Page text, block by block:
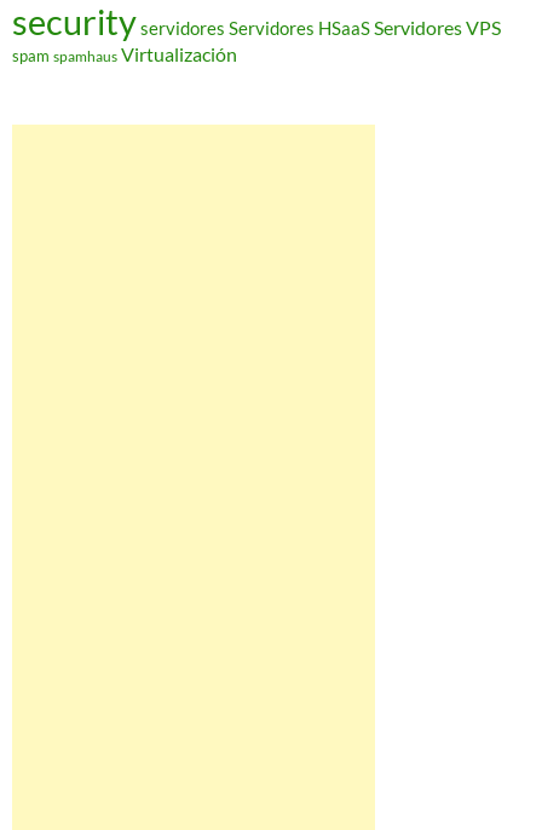
securityservidores Servidores HSaaSServidores VPS
spam spamhaus Virtualización